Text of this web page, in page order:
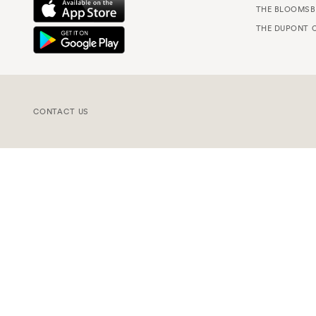
THE
THE DUPONT
CONTACT US